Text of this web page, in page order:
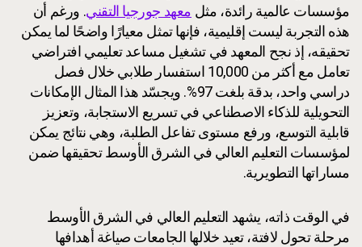
مؤسسات عالمية رائدة، مثلمعهد جورجيا التقني. ورغم أن
هذه التجربة ليست إقليمية، فإنها تمثل معيارًا واضحًا لما يمكن
تحقيقه، إذ نجح المعهد في تشغيل مساعد تعليمي افتراضي
تعامل مع أكثر من 10,000 استفسار طلابي خلال فصل
دراسي واحد، بدقة بلغت 97%. ويجسّد هذا المثال الإمكانات
التحويلية للذكاء الاصطناعي في تسريع الاستجابة، وتعزيز
قابلية التوسع، ورفع مستوى تفاعل الطلبة، وهي نتائج يمكن
لمؤسسات التعليم العالي في الشرق الأوسط تحقيقها ضمن
مساراتها التطويرية.
في الوقت ذاته، يشهد التعليم العالي في الشرق الأوسط
مرحلة تحول لافتة، تعيد خلالها الجامعات صياغة أهدافها